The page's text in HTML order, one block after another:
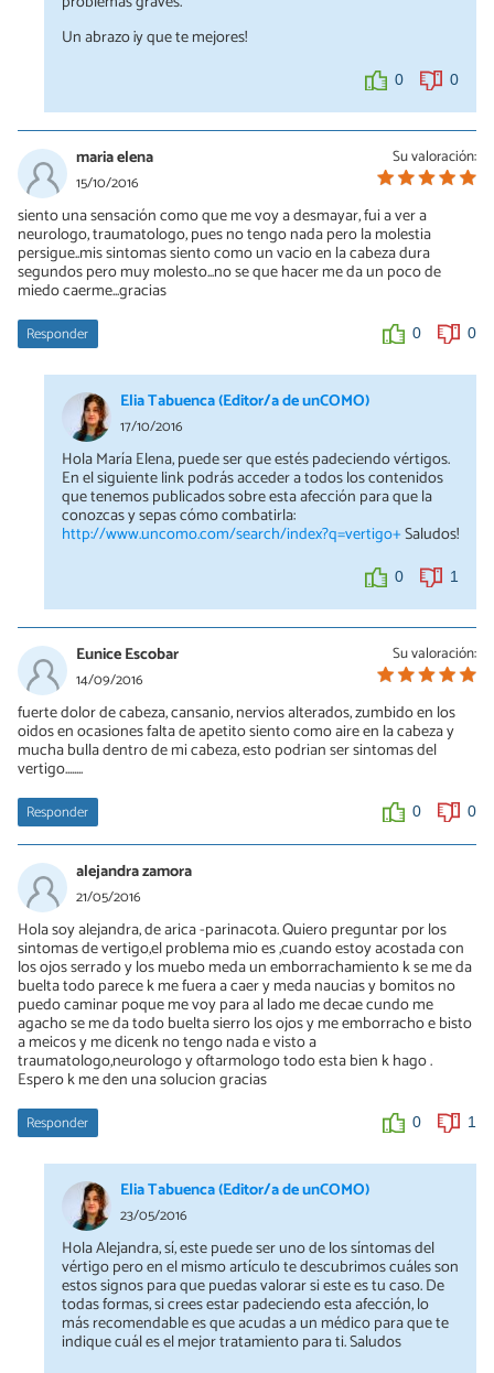
Un abrazo ¡y que te mejores!
0 0
Su valoración:
maria elena
15/10/2016
siento una sensación como que me voy a desmayar, fui a ver a
neurologo, traumatologo, pues no tengo nada pero la molestia
persigue..mis sintomas siento como un vacio en la cabeza dura
segundos pero muy molesto...no se que hacer me da un poco de
miedo caerme...gracias
Responder 0 0
Elia Tabuenca (Editor/a de unCOMO)
17/10/2016
Hola María Elena, puede ser que estés padeciendo vértigos.
En el siguiente link podrás acceder a todos los contenidos
que tenemos publicados sobre esta afección para que la
conozcas y sepas cómo combatirla:
http://www.uncomo.com/search/index?q=vertigo+Saludos!
0 1
Su valoración:
Eunice Escobar
14/09/2016
fuerte dolor de cabeza, cansanio, nervios alterados, zumbido en los
oidos en ocasiones falta de apetito siento como aire en la cabeza y
mucha bulla dentro de mi cabeza, esto podrian ser sintomas del
vertigo........
Responder 0 0
alejandra zamora
21/05/2016
Hola soy alejandra, de arica -parinacota. Quiero preguntar por los
sintomas de vertigo,el problema mio es ,cuando estoy acostada con
los ojos serrado y los muebo meda un emborrachamiento k se me da
buelta todo parece k me fuera a caer y meda naucias y bomitos no
puedo caminar poque me voy para al lado me decae cundo me
agacho se me da todo buelta sierro los ojos y me emborracho e bisto
a meicos y me dicenk no tengo nada e visto a
traumatologo,neurologo y oftarmologo todo esta bien k hago .
Espero k me den una solucion gracias
Responder 0 1
Elia Tabuenca (Editor/a de unCOMO)
23/05/2016
Hola Alejandra, sí, este puede ser uno de los síntomas del
vértigo pero en el mismo artículo te descubrimos cuáles son
estos signos para que puedas valorar si este es tu caso. De
todas formas, si crees estar padeciendo esta afección, lo
más recomendable es que acudas a un médico para que te
indique cuál es el mejor tratamiento para ti. Saludos